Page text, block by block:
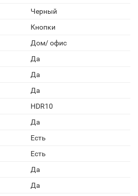
Черный
Кнопки
Дом/ офис
Да
Да
Да
HDR10
Да
Есть
Есть
Да
Да